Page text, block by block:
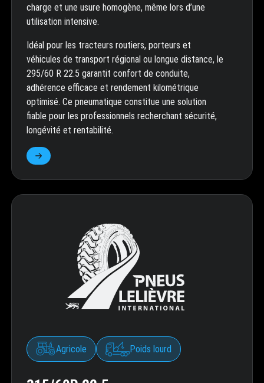
charge et une usure homogène, même lors d’une
utilisation intensive.
Idéal pour les tracteurs routiers, porteurs et
véhicules de transport régional ou longue distance, le
295/60 R 22.5 garantit confort de conduite,
adhérence efficace et rendement kilométrique
optimisé. Ce pneumatique constitue une solution
fiable pour les professionnels recherchant sécurité,
longévité et rentabilité.
Agricole Poids lourd